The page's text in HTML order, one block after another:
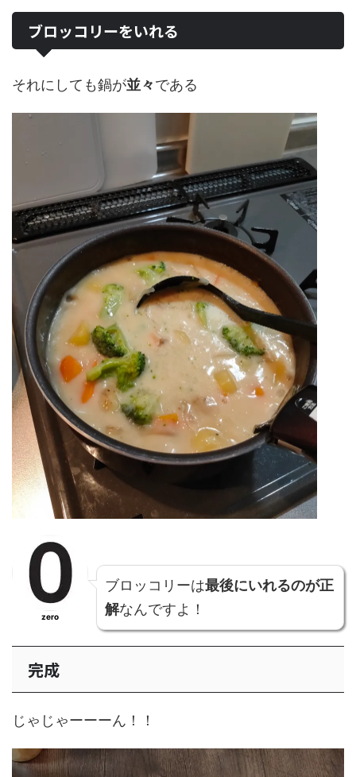
ブロッコリーをいれる
それにしても鍋が並々である
zero
ブロッコリーは最後にいれるのが正
解なんですよ！
完成
じゃじゃーーーん！！